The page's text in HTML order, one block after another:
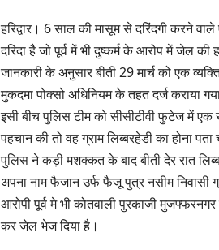
हरिद्वार। 6 साल की मासूम से दरिंदगी करने
दरिंदा है जो पूर्व में भी दुष्कर्म के आरोप में जेल की
जानकारी के अनुसार बीती 29 मार्च को एक
मुकदमा पोक्सो अधिनियम के तहत दर्ज कराया
इसी बीच पुलिस टीम को सीसीटीवी फुटेज में
पहचान की तो वह ग्राम लिब्बरहेडी का होना
पुलिस ने कड़ी मशक्कत के बाद बीती देर रात
अपना नाम फैजान उर्फ फैजू पुत्र नसीम निवासी
आरोपी पूर्व मे भी कोतवाली पुरकाजी
कर जेल भेज दिया है।